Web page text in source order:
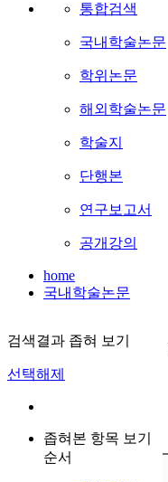
통합검색
국내학술논문
학위논문
해외학술논문
학술지
단행본
연구보고서
공개강의
home
국내학술논문
검색결과 좁혀 보기
선택해제
좁혀본 항목 보기
순서